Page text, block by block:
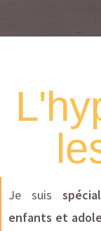
Je suis
enfants et